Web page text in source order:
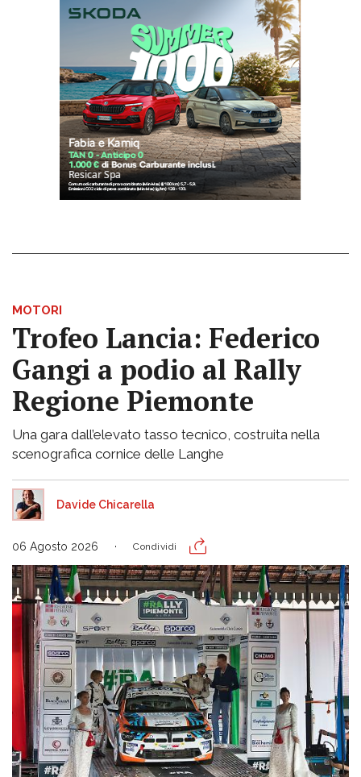
MOTORI
Trofeo Lancia: Federico
Gangi a podio al Rally
Regione Piemonte
Una gara dall’elevato tasso tecnico, costruita nella
scenografica cornice delle Langhe
Davide Chicarella
06 Agosto 2026 Condividi